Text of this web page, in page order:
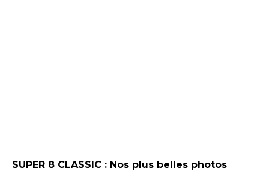
SUPER 8 CLASSIC : Nos plus belles photos